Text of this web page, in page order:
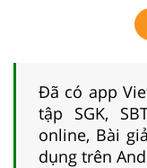
Đã có app
tập SGK,
online, Bài
dụng trên